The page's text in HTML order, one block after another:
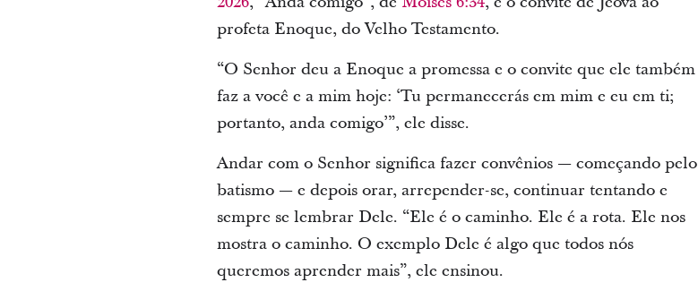
profeta Enoque, do Velho Testamento.
“O Senhor deu a Enoque a promessa e o convite que ele também
faz a você e a mim hoje: ‘Tu permanecerás em mim e eu em ti;
portanto, anda comigo’”, ele disse.
Andar com o Senhor significa fazer convênios — começando pelo
batismo — e depois orar, arrepender-se, continuar tentando e
sempre se lembrar Dele. “Ele é o caminho. Ele é a rota. Ele nos
mostra o caminho. O exemplo Dele é algo que todos nós
queremos aprender mais”, ele ensinou.